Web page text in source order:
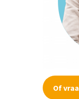
Of